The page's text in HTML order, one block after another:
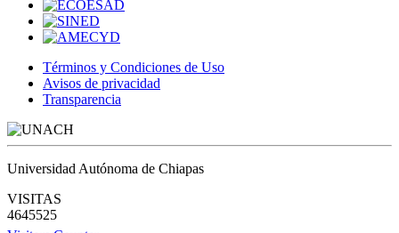
Términos y Condiciones de Uso
Avisos de privacidad
Transparencia
Universidad Autónoma de Chiapas
VISITAS
4645525